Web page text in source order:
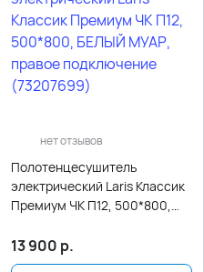
нет отзывов
Полотенцесушитель
электрический Laris Классик
Премиум ЧК П12, 500*800,
подключение (73207699)
13 900 р.